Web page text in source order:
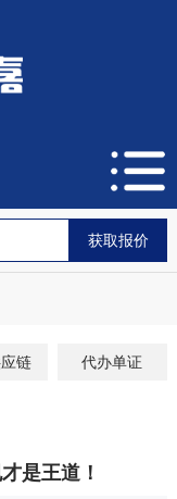
链 代办单证
是王道！